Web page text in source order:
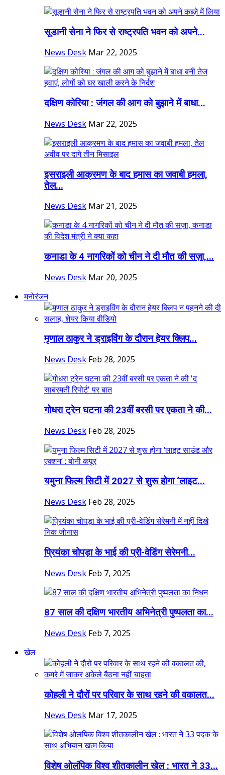
सूडानी सेना ने फिर से राष्ट्रपति भवन को अपने...
News Desk Mar 22, 2025
दक्षिण कोरिया : जंगल की आग को बुझाने में बाधा...
News Desk Mar 22, 2025
इसराइली आक्रमण के बाद हमास का जवाबी हमला,
तेल...
News Desk Mar 21, 2025
कनाडा के 4 नागरिकों को चीन ने दी मौत की सज़ा,...
News Desk Mar 20, 2025
मनोरंजन
मृणाल ठाकुर ने ड्राइविंग के दौरान हेयर क्लिप...
News Desk Feb 28, 2025
गोधरा ट्रेन घटना की 23वीं बरसी पर एकता ने की...
News Desk Feb 28, 2025
यमुना फिल्म सिटी में 2027 से शुरू होगा ‘लाइट...
News Desk Feb 28, 2025
प्रियंका चोपड़ा के भाई की प्री-वेडिंग सेरेमनी...
News Desk Feb 7, 2025
87 साल की दक्षिण भारतीय अभिनेत्री पुष्पलता का...
News Desk Feb 7, 2025
खेल
कोहली ने दौरों पर परिवार के साथ रहने की वकालत...
News Desk Mar 17, 2025
विशेष ओलंपिक विश्व शीतकालीन खेल : भारत ने 33...